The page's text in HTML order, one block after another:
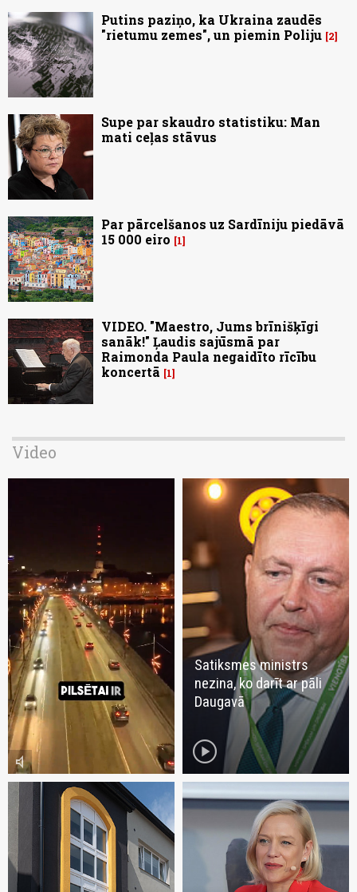
Putins paziņo, ka Ukraina zaudēs
"rietumu zemes", un piemin Poliju 2
Supe par skaudro statistiku: Man
mati ceļas stāvus
Par pārcelšanos uz Sardīniju piedāvā
15 000 eiro
1
VIDEO. "Maestro, Jums brīnišķīgi
sanāk!" Ļaudis sajūsmā par
Raimonda Paula negaidīto rīcību
koncertā
1
Video
volume_mute
Satiksmes ministrs
nezina, ko darīt ar pāli
Daugavā
play_circle